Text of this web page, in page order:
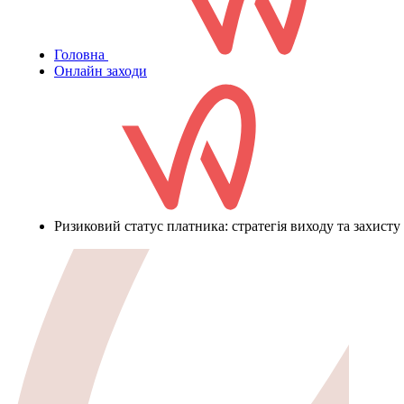
Головна
Онлайн заходи
Ризиковий статус платника: стратегія виходу та захисту